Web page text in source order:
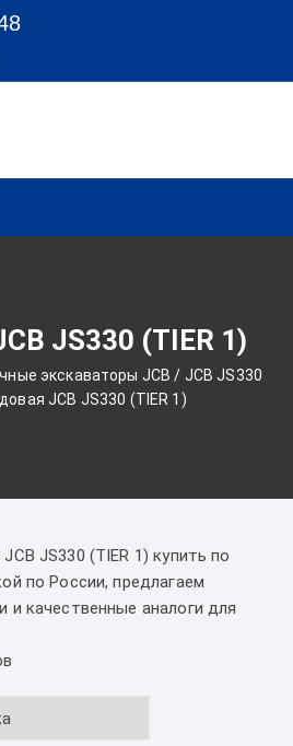
JS330 (TIER 1)
экскаваторы JCB / JCB JS330
JCB JS330 (TIER 1)
JS330 (TIER 1) купить по
по России, предлагаем
и качественные аналоги для